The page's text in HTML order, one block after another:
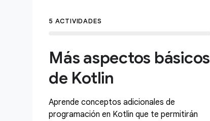
5 ACTIVIDADES
Más aspectos básicos
de Kotlin
Aprende conceptos adicionales de
programación en Kotlin que te permitirán